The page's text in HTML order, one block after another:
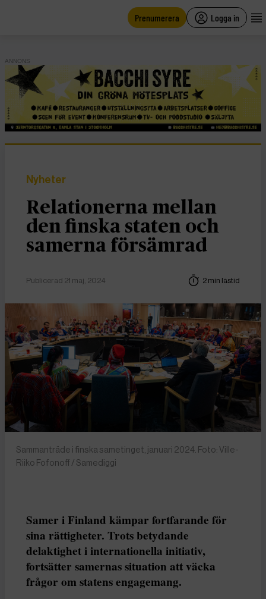
Prenumerera Logga in
ANNONS
Nyheter
Relationerna mellan
den finska staten och
samerna försämrad
Publicerad 21 maj, 2024 2 min lästid
Sammanträde i finska sametinget, januari 2024. Foto: Ville-
Riiko Fofonoff / Samediggi
Samer i Finland kämpar fortfarande för
sina rättigheter. Trots betydande
delaktighet i internationella initiativ,
fortsätter samernas situation att väcka
frågor om statens engagemang.